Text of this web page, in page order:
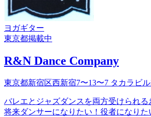
ヨガギター
東京都掲載中
R&N Dance Company
東京都新宿区西新宿7〜13〜7 タカラビ
バレエとジャズダンスを両方受けられる
将来ダンサーになりたい！役者になりた